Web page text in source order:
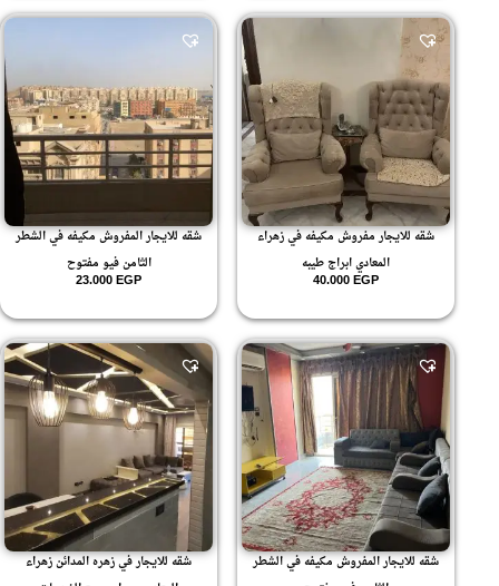
شقه للايجار مفروش مكيفه في زهراء
المعادي ابراج طيبه
40.000EGP
شقه للايجار المفروش مكيفه في الشطر
الثامن فيو مفتوح
23.000EGP
شقه للايجار المفروش مكيفه في الشطر
شقه للايجار في زهره المدائن زهراء